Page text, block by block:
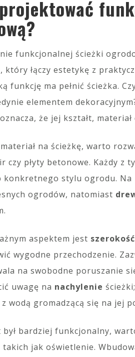
funkcjonalnej ścieżki
który łączy estetykę z
funkcję ma pełnić ścieżka.
elementem
że jej kształt,
na ścieżkę, warto
czy płyty betonowe. Każdy z
konkretnego stylu ogrodu. Na
ogrodów, natomiast
aspektem jest szerokość
wygodne przechodzenie.
na swobodne poruszanie
uwagę na nachylenie
wodą gromadzącą się na jej
bardziej funkcjonalny,
takich jak oświetlenie.